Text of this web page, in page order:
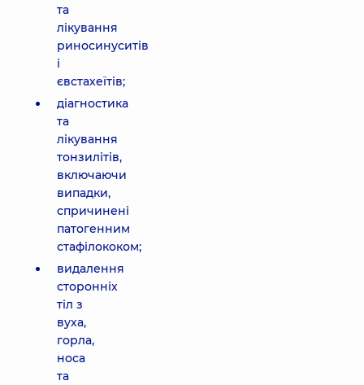
та
лікування
риносинуситів
і
євстахеїтів;
діагностика
та
лікування
тонзилітів,
включаючи
випадки,
спричинені
патогенним
стафілококом;
видалення
сторонніх
тіл з
вуха,
горла,
носа
та